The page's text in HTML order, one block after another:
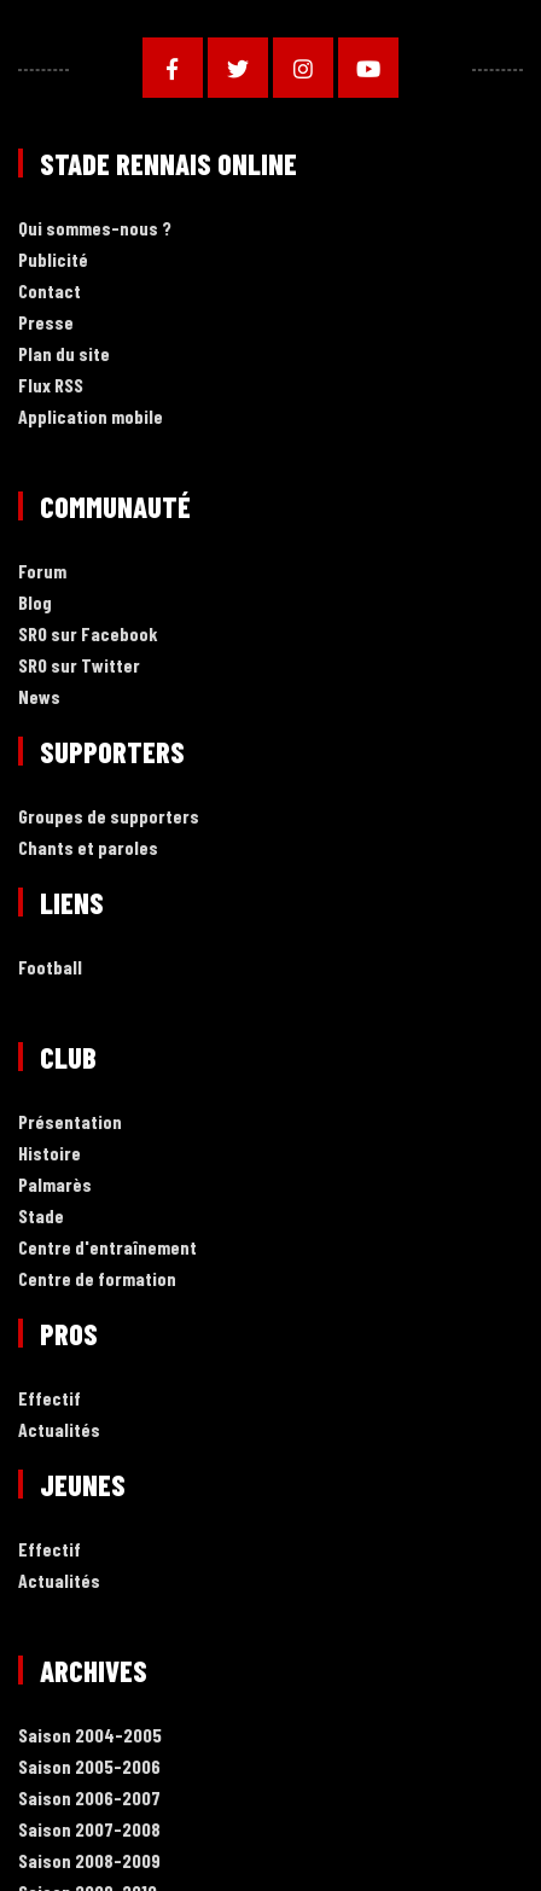
STADE RENNAIS ONLINE
Qui sommes-nous ?
Publicité
Contact
Presse
Plan du site
Flux RSS
Application mobile
COMMUNAUTÉ
Forum
Blog
SRO sur Facebook
SRO sur Twitter
News
SUPPORTERS
Groupes de supporters
Chants et paroles
LIENS
Football
CLUB
Présentation
Histoire
Palmarès
Stade
Centre d'entraînement
Centre de formation
PROS
Effectif
Actualités
JEUNES
Effectif
Actualités
ARCHIVES
Saison 2004-2005
Saison 2005-2006
Saison 2006-2007
Saison 2007-2008
Saison 2008-2009